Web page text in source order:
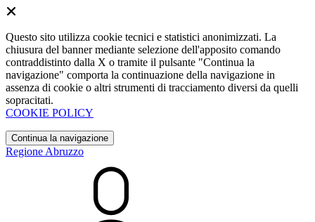
Questo sito utilizza cookie tecnici e statistici anonimizzati. La
chiusura del banner mediante selezione dell'apposito comando
contraddistinto dalla X o tramite il pulsante "Continua la
navigazione" comporta la continuazione della navigazione in
assenza di cookie o altri strumenti di tracciamento diversi da quelli
sopracitati.
COOKIE POLICY
Continua la navigazione
Regione Abruzzo